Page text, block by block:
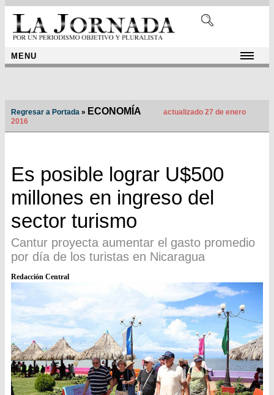
MENU
Regresar a Portada » ECONOMÍA
actualizado 27 de enero
2016
Es posible lograr U$500
millones en ingreso del
sector turismo
Cantur proyecta aumentar el gasto promedio
por día de los turistas en Nicaragua
Redacción Central